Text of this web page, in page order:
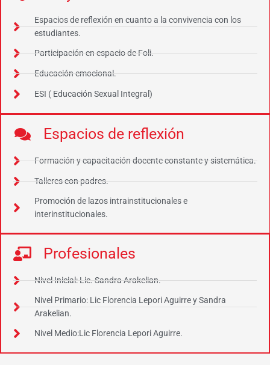
Espacios de reflexión en cuanto a la convivencia con los
estudiantes.
Participación en espacio de Foli.
Educación emocional.
ESI ( Educación Sexual Integral)
Espacios de reflexión
Formación y capacitación docente constante y sistemática.
Talleres con padres.
Promoción de lazos intrainstitucionales e
interinstitucionales.
Profesionales
Nivel Inicial: Lic. Sandra Arakelian.
Nivel Primario: Lic Florencia Lepori Aguirre y Sandra
Arakelian.
Nivel Medio:Lic Florencia Lepori Aguirre.